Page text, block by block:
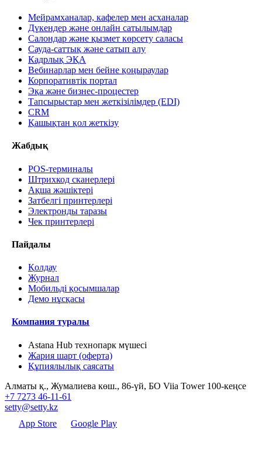
Мейрамханалар, кафелер мен асханалар
Дүкендер және онлайн сатылымдар
Салондар және қызмет көрсету саласы
Сауда-саттық және сатып алу
Кадрлық ЭҚА
Вебинарлар мен бейне қоңыраулар
Корпоративтік портал
Эқа және бизнес-процестер
Тапсырыстар мен жеткізілімдер (EDI)
CRM
Қашықтан қол жеткізу
Жабдық
POS-терминалы
Штрихкод сканерлері
Ақша жәшіктері
Затбелгі принтерлері
Электронды таразы
Чек принтерлері
Пайдалы
Қолдау
Журнал
Мобильді қосымшалар
Демо нұсқасы
Компания туралы
Astana Hub технопарк мүшесі
Жария шарт (оферта)
Құпиялылық саясаты
Алматы қ., Жумалиева көш., 86-үй, БО Viia Tower 100-кеңсе
+7 7273 46-11-61
setty@setty.kz
App Store
Google Play